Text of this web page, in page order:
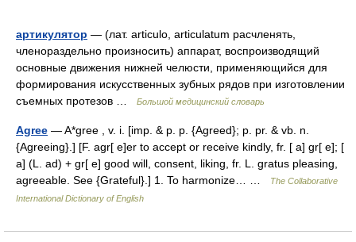
артикулятор — (лат. articulo, articulatum расчленять,
членораздельно произносить) аппарат, воспроизводящий
основные движения нижней челюсти, применяющийся для
формирования искусственных зубных рядов при изготовлении
съемных протезов …
Большой медицинский словарь
Agree — A*gree , v. i. [imp. & p. p. {Agreed}; p. pr. & vb. n.
{Agreeing}.] [F. agr[ e]er to accept or receive kindly, fr. [ a] gr[ e]; [
a] (L. ad) + gr[ e] good will, consent, liking, fr. L. gratus pleasing,
agreeable. See {Grateful}.] 1. To harmonize… …
The Collaborative
International Dictionary of English